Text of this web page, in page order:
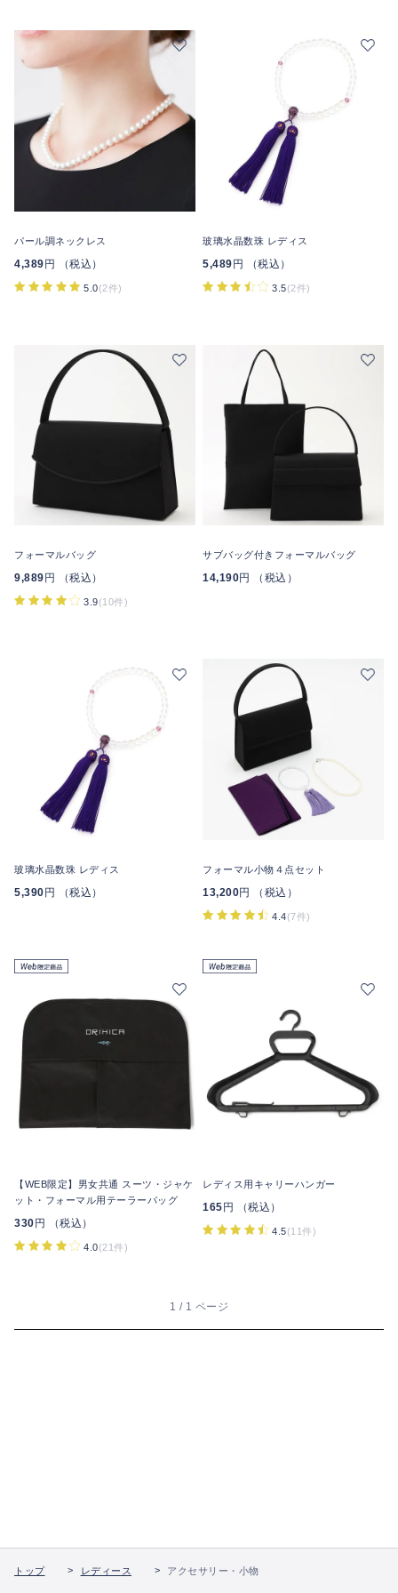
パール調ネックレス
4,389円 （税込）
5.0(2件)
玻璃水晶数珠 レディス
5,489円 （税込）
3.5(2件)
フォーマルバッグ
9,889 円 （税込）
3.9(10件)
サブバッグ付きフォーマルバッグ
14,190円 （税込）
玻璃水晶数珠 レディス
5,390 円 （税込）
フォーマル小物４点セット
13,200円 （税込）
4.4(7件)
【WEB限定】男女共通 スーツ・ジャケ
ット・フォーマル用テーラーバッグ
330 円 （税込）
4.0(21件)
レディス用キャリーハンガー
165 円 （税込）
4.5(11件)
1 / 1 ページ
トップ レディース アクセサリー・小物